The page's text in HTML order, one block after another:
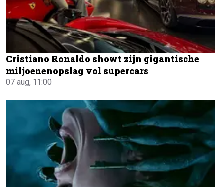
Cristiano Ronaldo showt zijn gigantische
miljoenenopslag vol supercars
07 aug, 11:00